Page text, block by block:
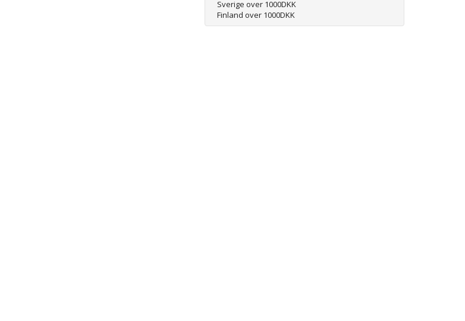
Sverige over 1000DKK
Finland over 1000DKK